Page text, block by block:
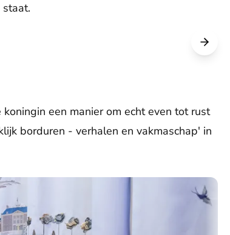
een manier om echt even tot rust
borduren - verhalen en vakmaschap' in